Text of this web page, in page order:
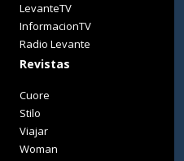
LevanteTV
InformacionTV
Radio Levante
Revistas
Cuore
Stilo
Viajar
Woman